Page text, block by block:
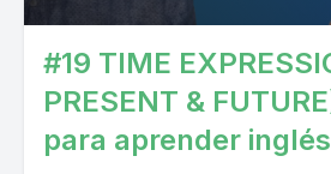
#19 TIME
PRESENT &
para aprender inglés